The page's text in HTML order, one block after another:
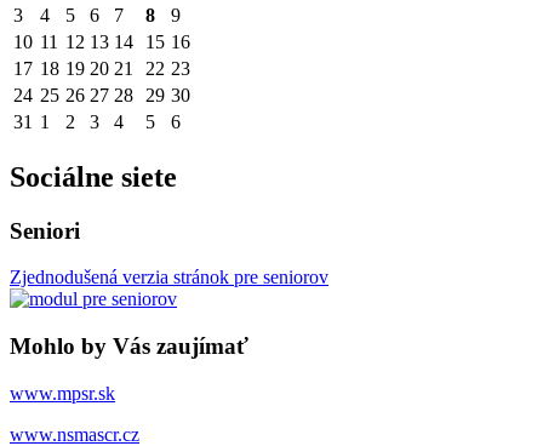
3
4 5 6 7 8
9
10 11 12 13 14 15 16
17 18 19 20 21 22 23
24 25 26 27 28 29 30
31 1 2 3 4 5 6
Sociálne siete
Seniori
Zjednodušená verzia stránok pre seniorov
Mohlo by Vás zaujímať
www.mpsr.sk
www.nsmascr.cz